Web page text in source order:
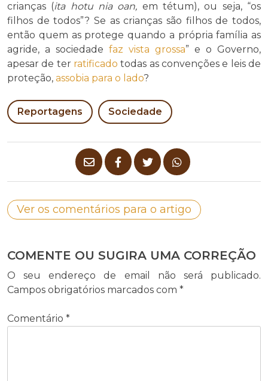
crianças (ita hotu nia oan, em tétum), ou seja, “os
filhos de todos”? Se as crianças são filhos de todos,
então quem as protege quando a própria família as
agride, a sociedade faz vista grossa” e o Governo,
apesar de ter ratificado todas as convenções e leis de
proteção, assobia para o lado?
Reportagens Sociedade
Ver os comentários para o artigo
COMENTE OU SUGIRA UMA CORREÇÃO
O seu endereço de email não será publicado.
Campos obrigatórios marcados com *
Comentário *